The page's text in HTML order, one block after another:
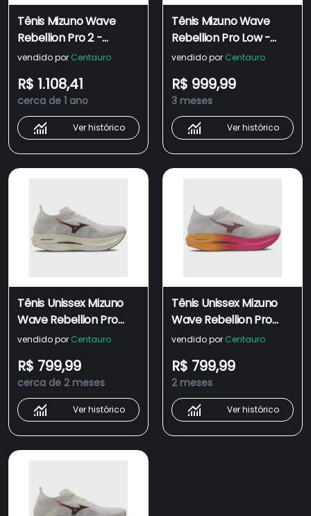
Tênis Mizuno Wave
Rebellion Pro 2 -
Unissex
vendido por Centauro
R$ 1.108,41
cerca de 1 ano
Ver histórico
Tênis Mizuno Wave
Rebellion Pro Low -
Unissex
vendido por Centauro
R$ 999,99
3 meses
Ver histórico
Tênis Unissex Mizuno
Wave Rebellion Pro
Low
vendido por Centauro
R$ 799,99
cerca de 2 meses
Ver histórico
Tênis Unissex Mizuno
Wave Rebellion Pro
Low
vendido por Centauro
R$ 799,99
2 meses
Ver histórico